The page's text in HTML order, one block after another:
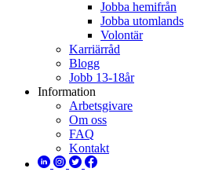
Jobba hemifrån
Jobba utomlands
Volontär
Karriärråd
Blogg
Jobb 13-18år
Information
Arbetsgivare
Om oss
FAQ
Kontakt